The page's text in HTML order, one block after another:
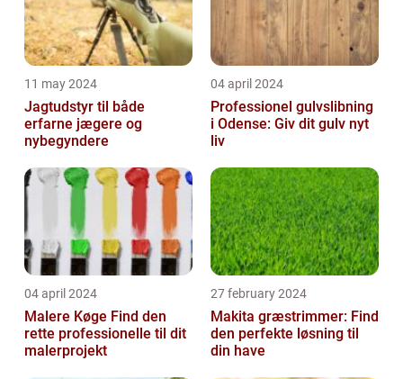
11 may 2024
Jagtudstyr til både
erfarne jægere og
nybegyndere
04 april 2024
Professionel gulvslibning
i Odense: Giv dit gulv nyt
liv
04 april 2024
Malere Køge Find den
rette professionelle til dit
malerprojekt
27 february 2024
Makita græstrimmer: Find
den perfekte løsning til
din have